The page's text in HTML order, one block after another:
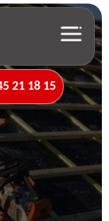
21 18 15